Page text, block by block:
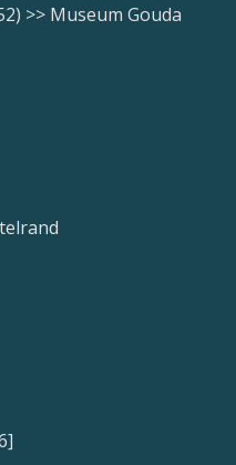
>> Museum Gouda